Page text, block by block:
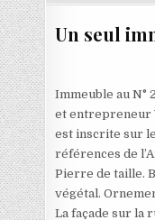
Un seul
Immeuble au
et entrepreneur
est inscrite sur
références de
Pierre de taille.
végétal.
La façade sur la